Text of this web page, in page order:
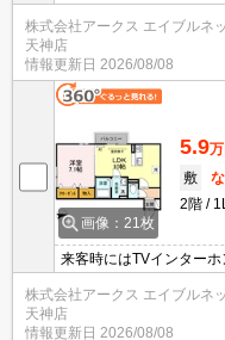
しています。TVインタ
件です。収納はシューズ
富なので、広々と空間を
月額ご請求額は、￥3300
株式会社アークス エイブルネ
天神店
情報更新日 2026/08/08
画像：21枚
5.9万
敷
2階
来客時にはTVインターホ
できるので防犯対策につ
ト・シューズボックスな
すく便利です。室内設備
ており、過ごしやすいお
株式会社アークス エイブルネ
天神店
情報更新日 2026/08/08